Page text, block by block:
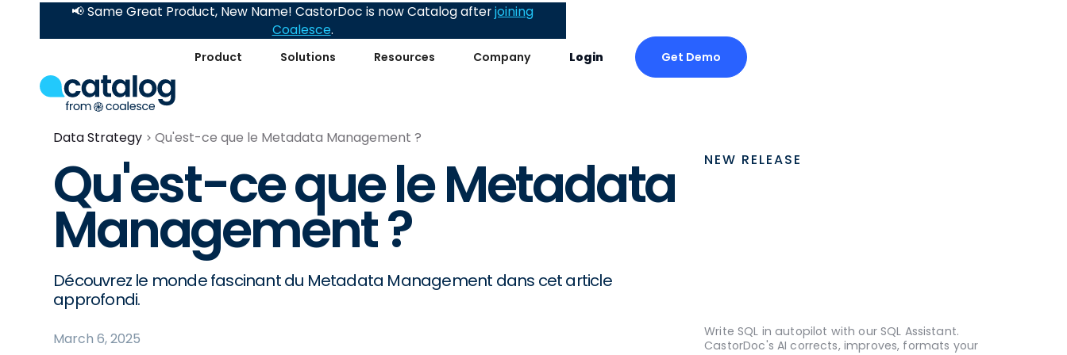
Product Solutions Resources Company Login Get Demo
📢 Same Great Product, New Name! CastorDoc is now Catalog afterjoining
Coalesce.
Data Strategy Qu'est-ce que le Metadata Management ?
Qu'est-ce que le Metadata
Management ?
Découvrez le monde fascinant du Metadata Management dans cet article
approfondi.
March 6, 2025
NEW RELEASE
Write SQL in autopilot with our SQL Assistant.
CastorDoc's AI corrects, improves, formats your